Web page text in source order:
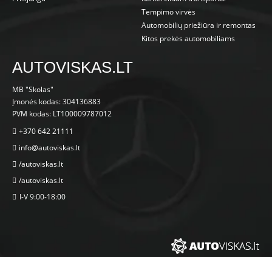
Tempimo virvės
Automobilių priežiūra ir remontas
Kitos prekės automobiliams
AUTOVISKAS.LT
MB "Skolas"
Įmonės kodas: 304136883
PVM kodas: LT100009787012
+370 642 21111
info@autoviskas.lt
/autoviskas.lt
/autoviskas.lt
I-V 9:00-18:00